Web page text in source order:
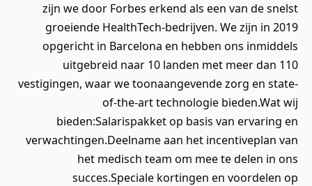
zijn we door Forbes erkend als een van de snelst
groeiende HealthTech-bedrijven. We zijn in 2019
opgericht in Barcelona en hebben ons inmiddels
uitgebreid naar 10 landen met meer dan 110
vestigingen, waar we toonaangevende zorg en state-
of-the-art technologie bieden.Wat wij
bieden:Salarispakket op basis van ervaring en
verwachtingen.Deelname aan het incentiveplan van
het medisch team om mee te delen in ons
succes.Speciale kortingen en voordelen op